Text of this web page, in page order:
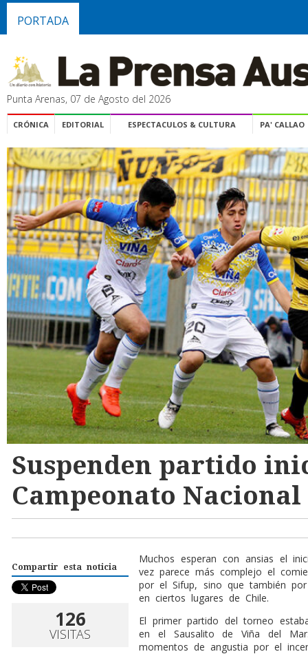
PORTADA
Punta Arenas, 07 de Agosto del 2026
CRÓNICA EDITORIAL ESPECTACULOS & CULTURA PA' CALLAO
Suspenden partido
Campeonato Nacional
Compartir esta noticia
126
VISITAS
Muchos esperan con ansias el
vez parece más complejo el
por el Sifup, sino que también
en ciertos lugares de Chile.
El primer partido del torneo
en el Sausalito de Viña del
momentos de angustia por el